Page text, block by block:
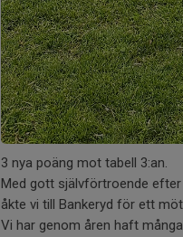
3 nya poäng mot tabell 3:an.
Med gott självförtroende
åkte vi till Bankeryd för ett
Vi har genom åren haft